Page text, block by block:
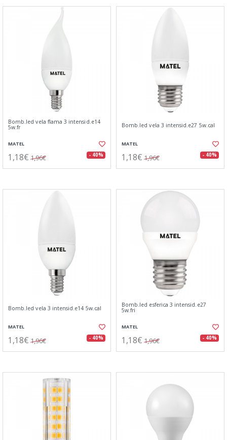
Bomb.led vela flama 3 intensid.e14
5w.fr
MATEL
1,18€ 1,96€ - 40%
Bomb.led vela 3 intensid.e27 5w.cal
MATEL
1,18€ 1,96€ - 40%
Bomb.led vela 3 intensid.e14 5w.cal
MATEL
1,18€ 1,96€ - 40%
Bomb.led esferica 3 intensid.e27
5w.fri
MATEL
1,18€ 1,96€ - 40%